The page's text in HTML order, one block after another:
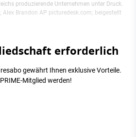
produzierende Unternehmen unter Druck.
Alex Brandon AP picturedesk.com; beigestellt
erforderlich
gewährt Ihnen exklusive Vorteile.
Mitglied werden!